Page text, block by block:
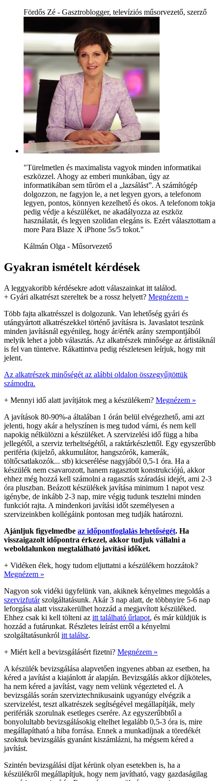
Fördős Zé - Gasztroblogger, televíziós műsorvezető, szerző
"Türelmetlen és maximalista vagyok minden informatikai
eszközzel. Ahogy az emberi munkában, úgy az
informatikában sem tűröm el a „lazsálást”. A számítógép
dolgozzon, ne fagyjon le, a net legyen gyors, a telefonom
legyen, pontos, könnyen kezelhető és okos. A telefonom tokja
pedig védje a készüléket, ne akadályozza az eszköz
használatát, és legyen szolidan elegáns is. Ezért választottam a
more Para Blaze X iPhone 5s/5 tokot."
Kálmán Olga - Műsorvezető
Gyakran ismételt kérdések
A leggyakoribb kérdésekre adott válaszainkat itt találod.
+ Gyári alkatrészt szereltek be a rossz helyett? Megnézem »
Több fajta alkatrésszel is dolgozunk. Van lehetőség gyári és
utángyártott alkatrészekkel történő javításra is. Javaslatot teszünk
minden javításnál egyénileg, hogy ár/érték arány szempontjából
melyik lehet a jobb választás. Az alkatrészek minősége az árlistáknál
is fel van tüntetve. Rákattintva pedig részletesen leírjuk, hogy mit
jelent.
Az alkatrészek minőségét az alábbi oldalon összegyűjtöttük
számodra.
+ Mennyi idő alatt javítjátok meg a készülékem? Megnézem »
A javítások 80-90%-a általában 1 órán belül elvégezhető, ami azt
jelenti, hogy akár a helyszínen is meg tudod várni, és nem kell
napokig nélkülözni a készüléket. A szervizelési idő függ a hiba
jellegétől, a szerviz terheltségétől, a raktárkészlettől. Egy egyszerűbb
periféria (kijelző, akkumulátor, hangszórók, kamerák,
töltőcsatlakozók... stb) kicserélése nagyjából 0,5-1 óra. Ha a
készülék nem csavarozott, hanem ragasztott konstrukciójú, akkor
ehhez még hozzá kell számolni a ragasztás száradási idejét, ami 2-3
óra pluszban. Beázott készülékek javítása minimum 1 napot vesz
igénybe, de inkább 2-3 nap, mire végig tudunk tesztelni minden
funkciót rajta. A mindenkori javítási időt személyesen a
szervizeinkben kollégáink pontosan meg tudják határozni.
Ajánljuk figyelmedbe az időpontfoglalás lehetőségét. Ha
visszaigazolt időpontra érkezel, akkor tudjuk vállalni a
weboldalunkon megtalálható javítási időket.
+ Vidéken élek, hogy tudom eljuttatni a készülékem hozzátok?
Megnézem »
Nagyon sok vidéki ügyfelünk van, akiknek kényelmes megoldás a
szervizfutárszolgáltatásunk. Akár 3 nap alatt, de többnyire 5-6 nap
leforgása alatt visszakerülhet hozzád a megjavított készüléked.
Ehhez csak ki kell tölteni az itt található űrlapot, és már küldjük is
hozzád a futárunkat. Részletes leírást erről a kényelmi
szolgáltatásunkról itt találsz.
+ Miért kell a bevizsgálásért fizetni? Megnézem »
A készülék bevizsgálása alapvetően ingyenes abban az esetben, ha
kéred a javítást a kiajánlott ár alapján. Bevizsgálás akkor díjköteles,
ha nem kéred a javítást, vagy nem velünk végezteted el. A
bevizsgálás során szerviztechnikusaink ugyanúgy elvégzik a
szervizelést, teszt alkatrészek segítségével megállapítják, mely
perifériák szorulnak esetleges cserére. Az egyszerűbbtől a
bonyolultabb bevizsgálásokig eltelhet legalább 0,5-3 óra is, mire
megállapítható a hiba forrása. Ennek a munkadíjnak a töredékét
szoktuk bevizsgálás gyanánt kiszámlázni, ha mégsem kéred a
javítást.
Szintén bevizsgálási díjat kérünk olyan esetekben is, ha a
készülékről megállapítjuk, hogy nem javítható, vagy gazdaságilag